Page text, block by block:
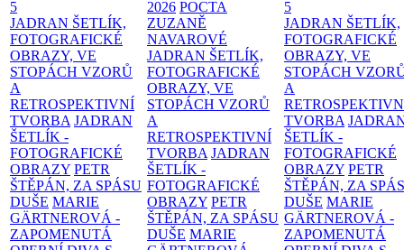
5
JADRAN ŠETLÍK,
FOTOGRAFICKÉ
OBRAZY, VE
STOPÁCH VZORŮ
A
RETROSPEKTIVNÍ
TVORBA JADRAN
ŠETLÍK -
FOTOGRAFICKÉ
OBRAZY PETR
ŠTĚPÁN, ZA SPÁSU
DUŠE MARIE
GÄRTNEROVÁ -
ZAPOMENUTÁ
2026 POCTA
ZUZANĚ
NAVAROVÉ
JADRAN ŠETLÍK,
FOTOGRAFICKÉ
OBRAZY, VE
STOPÁCH VZORŮ
A
RETROSPEKTIVNÍ
TVORBA JADRAN
ŠETLÍK -
FOTOGRAFICKÉ
OBRAZY PETR
ŠTĚPÁN, ZA SPÁSU
DUŠE MARIE
5
JADRAN ŠETLÍK,
FOTOGRAFICKÉ
OBRAZY, VE
STOPÁCH
A
TVORBA
ŠETLÍK -
FOTOGRAFICKÉ
OBRAZY PETR
ŠTĚPÁN, ZA
DUŠE MARIE
GÄRTNEROVÁ -
ZAPOMENUTÁ